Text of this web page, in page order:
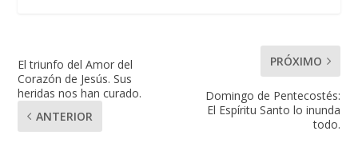
El triunfo del Amor del
Corazón de Jesús. Sus
heridas nos han curado.
ANTERIOR
PRÓXIMO
Domingo de Pentecostés:
El Espíritu Santo lo inunda
todo.